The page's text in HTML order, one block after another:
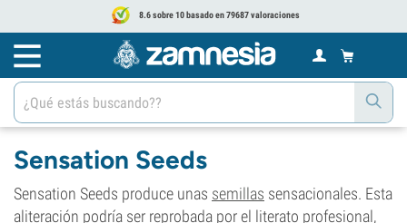
8.6 sobre 10 basado en 79687 valoraciones
Sensation Seeds
Sensation Seeds produce unas semillas sensacionales. Esta
aliteración podría ser reprobada por el literato profesional,